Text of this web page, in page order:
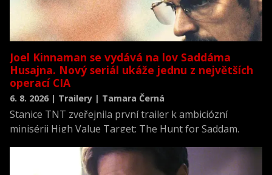
Joel Kinnaman se vydává na lov Saddáma
Husajna. Nový seriál ukáže jednu z největších
operací CIA
6. 8. 2026 | Trailery | Tamara Černá
Stanice TNT zveřejnila první trailer k ambiciózní
minisérii High Value Target: The Hunt for Saddam,
novodobých dějin.